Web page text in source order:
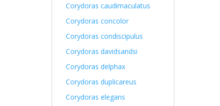
Corydoras caudimaculatus
Corydoras concolor
Corydoras condiscipulus
Corydoras davidsandsi
Corydoras delphax
Corydoras duplicareus
Corydoras elegans